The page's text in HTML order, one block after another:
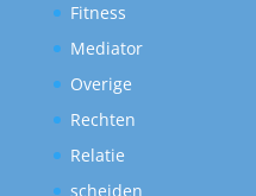
Fitness
Mediator
Overige
Rechten
Relatie
scheiden